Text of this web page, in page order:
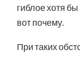
гиблое хотя
вот почему.
При таких